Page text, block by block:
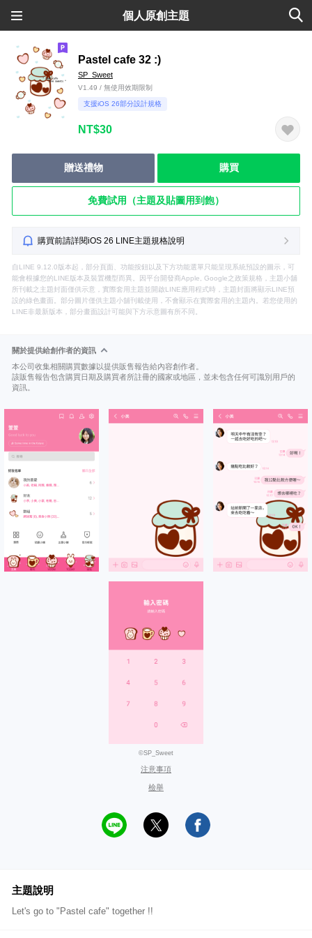
個人原創主題
Pastel cafe 32 :)
SP_Sweet
V1.49 / 無使用效期限制
支援iOS 26部分設計規格
NT$30
贈送禮物 購買
免費試用（主題及貼圖用到飽）
購買前請詳閱iOS 26 LINE主題規格說明
自LINE 9.12.0版本起，部分頁面、功能按鈕以及下方功能選單只能呈現系統預設的圖示，可
能會根據您的LINE版本及裝置機型而異。因平台開發商Apple, Google之政策規格，主題小舖
所刊載之主題封面僅供示意，實際套用主題並開啟LINE應用程式時，主題封面將顯示LINE預
設的綠色畫面。部分圖片僅供主題小舖刊載使用，不會顯示在實際套用的主題內。若您使用的
LINE非最新版本，部分畫面設計可能與下方示意圖有所不同。
關於提供給創作者的資訊
本公司收集相關購買數據以提供販售報告給內容創作者。
該販售報告包含購買日期及購買者所註冊的國家或地區，並未包含任何可識別用戶的
資訊。
©SP_Sweet
注意事項
檢舉
主題說明
Let's go to "Pastel cafe" together !!